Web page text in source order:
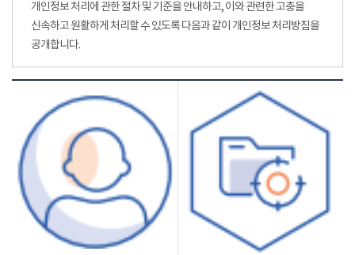
개인정보 처리에 관한 절차 및 기준을 안내하고, 이와 관련한 고충을
신속하고 원활하게 처리할 수 있도록 다음과 같이 개인정보 처리방침을
공개합니다.